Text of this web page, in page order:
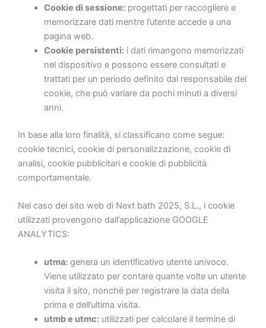
Cookie di sessione:progettati per raccogliere e
memorizzare dati mentre l’utente accede a una
pagina web.
Cookie persistenti:i dati rimangono memorizzati
nel dispositivo e possono essere consultati e
trattati per un periodo definito dal responsabile del
cookie, che può variare da pochi minuti a diversi
anni.
In base alla loro finalità, si classificano come segue:
cookie tecnici, cookie di personalizzazione, cookie di
analisi, cookie pubblicitari e cookie di pubblicità
comportamentale.
Nel caso del sito web di Next bath 2025, S.L., i cookie
utilizzati provengono dall’applicazione GOOGLE
ANALYTICS:
utma:genera un identificativo utente univoco.
Viene utilizzato per contare quante volte un utente
visita il sito, nonché per registrare la data della
prima e dell’ultima visita.
utmb e utmc:utilizzati per calcolare il termine di